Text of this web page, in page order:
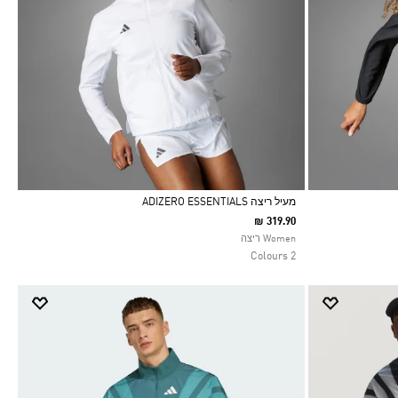
Selected
מעיל ריצה ADIZERO ESSENTIALS
₪ 319.90
Women ריצה
2 Colours